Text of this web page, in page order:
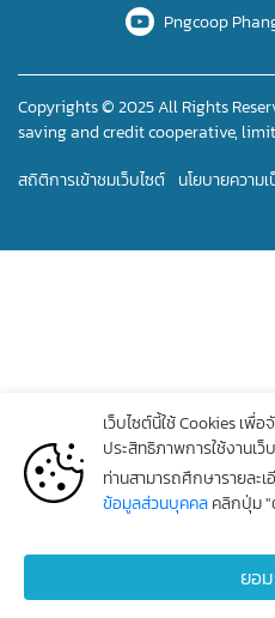
Pngcoop
Copyrights © 2025 All Rights
saving and credit cooperative,
สถิติการเข้าชมเว็บไซต์ นโยบายความ
เว็บไซต์นี้ใช้ Cookies เพื่
ประสิทธิภาพการใช้งานเว็
ท่านสามารถศึกษารายละ
ข้อมูลส่วนบุคคลคลิกปุ่ม
ยอ